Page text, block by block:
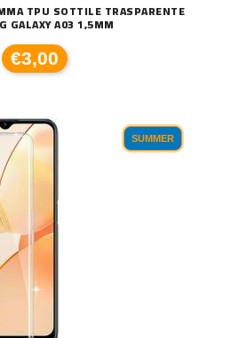
TPU SOTTILE TRASPARENTE
GALAXY A03 1,5MM
€3,00
SUMMER